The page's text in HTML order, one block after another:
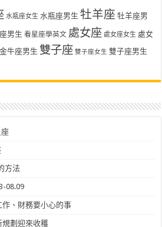
水瓶座女生 水瓶座男生 牡羊座 牡羊座男
男生 看星座學英文 處女座 處女座女生 處女
金牛座男生 雙子座 雙子座女生 雙子座男生
方法
08.09
、財務要小心的事
規劃迎來收穫